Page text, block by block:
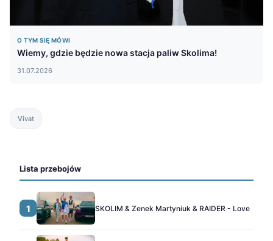
O TYM SIĘ MÓWI
Wiemy, gdzie będzie nowa stacja paliw Skolima!
31.07.2026
Vivat
Lista przebojów
1 SKOLIM & Zenek Martyniuk & RAIDER - Love